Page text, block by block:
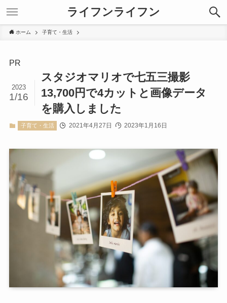
ライフンライフン
ホーム 子育て・生活
PR
スタジオマリオで七五三撮影
13,700円で4カットと画像データ
を購入しました
2023
1/16
子育て・生活 2021年4月27日 2023年1月16日